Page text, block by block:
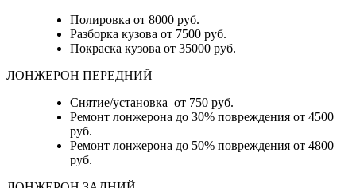
Полировка от 8000 руб.
Разборка кузова от 7500 руб.
Покраска кузова от 35000 руб.
ЛОНЖЕРОН ПЕРЕДНИЙ
Снятие/установка от 750 руб.
Ремонт лонжерона до 30% повреждения от 4500
руб.
Ремонт лонжерона до 50% повреждения от 4800
руб.